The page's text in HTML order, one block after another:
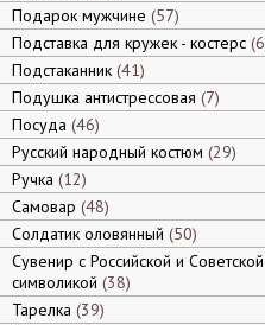
Подарок мужчине 57
Подставка для кружек - костерс 6
Подстаканник 41
Подушка антистрессовая 7
Посуда 46
Русский народный костюм 29
Ручка 12
Самовар 48
Солдатик оловянный 50
Сувенир с Российской и Советской
символикой 38
Тарелка 39